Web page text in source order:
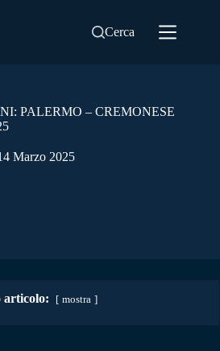
Cerca
PALERMO – CREMONESE
Marzo 2025
articolo: mostra